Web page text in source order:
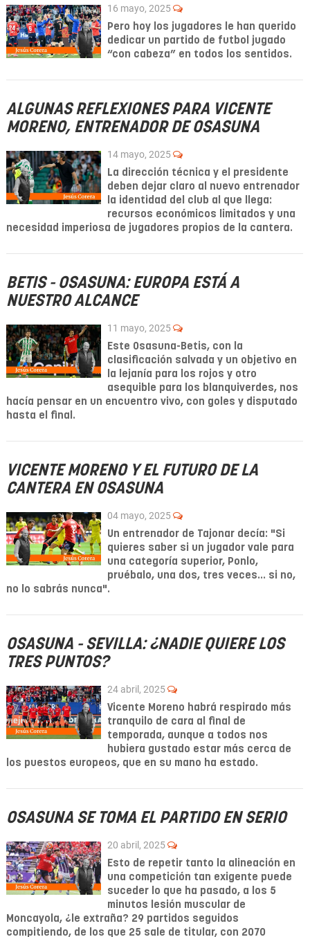
16 mayo, 2025
Pero hoy los jugadores le han querido
dedicar un partido de futbol jugado
“con cabeza” en todos los sentidos.
ALGUNAS REFLEXIONES PARA VICENTE
MORENO, ENTRENADOR DE OSASUNA
14 mayo, 2025
La dirección técnica y el presidente
deben dejar claro al nuevo entrenador
la identidad del club al que llega:
recursos económicos limitados y una
necesidad imperiosa de jugadores propios de la cantera.
BETIS - OSASUNA: EUROPA ESTÁ A
NUESTRO ALCANCE
11 mayo, 2025
Este Osasuna-Betis, con la
clasificación salvada y un objetivo en
la lejanía para los rojos y otro
asequible para los blanquiverdes, nos
hacía pensar en un encuentro vivo, con goles y disputado
hasta el final.
VICENTE MORENO Y EL FUTURO DE LA
CANTERA EN OSASUNA
04 mayo, 2025
Un entrenador de Tajonar decía: "Si
quieres saber si un jugador vale para
una categoría superior, Ponlo,
pruébalo, una dos, tres veces... si no,
no lo sabrás nunca".
OSASUNA - SEVILLA: ¿NADIE QUIERE LOS
TRES PUNTOS?
24 abril, 2025
Vicente Moreno habrá respirado más
tranquilo de cara al final de
temporada, aunque a todos nos
hubiera gustado estar más cerca de
los puestos europeos, que en su mano ha estado.
OSASUNA SE TOMA EL PARTIDO EN SERIO
20 abril, 2025
Esto de repetir tanto la alineación en
una competición tan exigente puede
suceder lo que ha pasado, a los 5
minutos lesión muscular de
Moncayola, ¿le extraña? 29 partidos seguidos
compitiendo, de los que 25 sale de titular, con 2070